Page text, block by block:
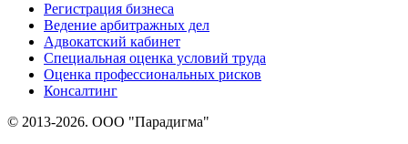
Регистрация бизнеса
Ведение арбитражных дел
Адвокатский кабинет
Специальная оценка условий труда
Оценка профессиональных рисков
Консалтинг
© 2013-2026. ООО "Парадигма"